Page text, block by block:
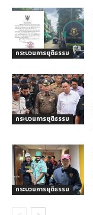
กระบวนการยุติธรรม
กระบวนการยุติธรรม
กระบวนการยุติธรรม